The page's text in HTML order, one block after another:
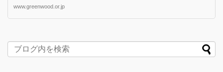
www.greenwood.or.jp